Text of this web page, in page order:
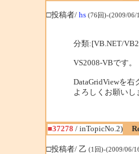
□投稿者/ hs (76回)-(2009/06/
分類:[VB.NET/
VS2008-VBです。
DataGridViewを右
よろしくお願いし
■37278 / inTopicNo.2)
□投稿者/ 乙 (1回)-(2009/06/